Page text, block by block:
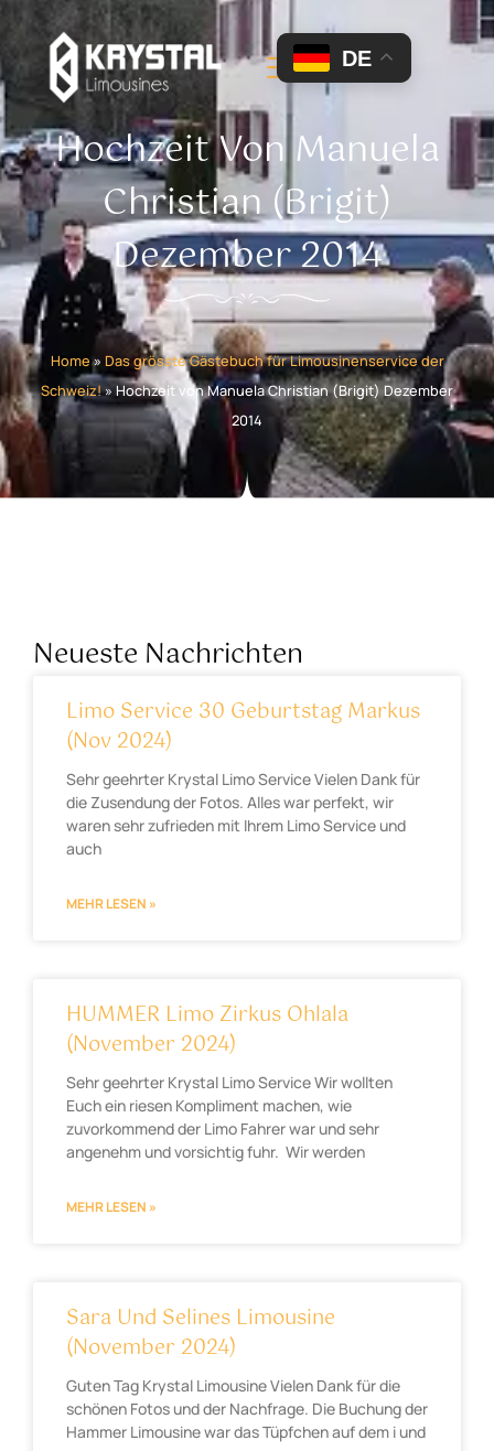
Hochzeit Von Manuela
Christian (Brigit)
Dezember 2014
Home» Das grösste Gästebuch für Limousinenservice der
Schweiz!»Hochzeit von Manuela Christian (Brigit) Dezember
2014
Neueste Nachrichten
Limo Service 30 Geburtstag Markus
(Nov 2024)
Sehr geehrter Krystal Limo Service Vielen Dank für
die Zusendung der Fotos. Alles war perfekt, wir
waren sehr zufrieden mit Ihrem Limo Service und
auch
MEHR LESEN »
HUMMER Limo Zirkus Ohlala
(November 2024)
Sehr geehrter Krystal Limo Service Wir wollten
Euch ein riesen Kompliment machen, wie
zuvorkommend der Limo Fahrer war und sehr
angenehm und vorsichtig fuhr. Wir werden
MEHR LESEN »
Sara Und Selines Limousine
(November 2024)
Guten Tag Krystal Limousine Vielen Dank für die
schönen Fotos und der Nachfrage. Die Buchung der
Hammer Limousine war das Tüpfchen auf dem i und
DE